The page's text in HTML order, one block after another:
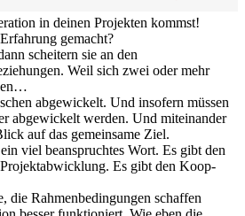
in deinen Projekten kommst!
gemacht?
scheitern sie an den
Weil sich zwei oder mehr
abgewickelt. Und insofern müssen
abgewickelt werden. Und miteinander
auf das gemeinsame Ziel.
viel beanspruchtes Wort. Es gibt den
Es gibt den Koop-
die Rahmenbedingungen schaffen